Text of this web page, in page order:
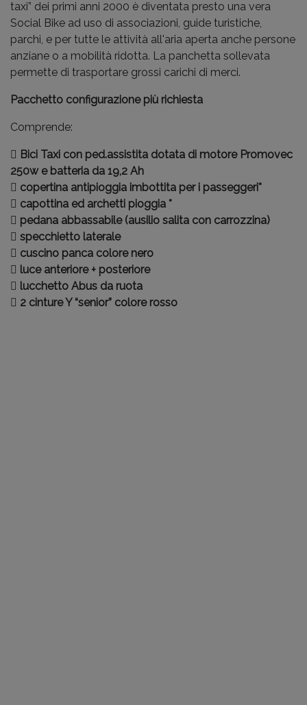
taxi” dei primi anni 2000 è diventata presto una vera
Social Bike ad uso di associazioni, guide turistiche,
parchi, e per tutte le attività all'aria aperta anche persone
anziane o a mobilità ridotta. La panchetta sollevata
permette di trasportare grossi carichi di merci.
Pacchetto configurazione più richiesta
Comprende:
 Bici Taxi con ped.assistita dotata di motore Promovec
250w e batteria da 19,2 Ah
 copertina antipioggia imbottita per i passeggeri*
 capottina ed archetti pioggia *
 pedana abbassabile (ausilio salita con carrozzina)
 specchietto laterale
 cuscino panca colore nero
 luce anteriore + posteriore
 lucchetto Abus da ruota
 2 cinture Y “senior” colore rosso